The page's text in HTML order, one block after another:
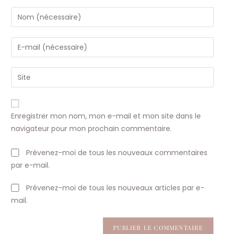
Enter
your
name
or
to
comment
Enter
your
email
address
comment
Saisir
l’URL
de
votre
(facultatif)
Enregistrer mon nom, mon e-mail et mon site dans le
navigateur pour mon prochain commentaire.
Prévenez-moi de tous les nouveaux commentaires
par e-mail.
Prévenez-moi de tous les nouveaux articles par e-
mail.